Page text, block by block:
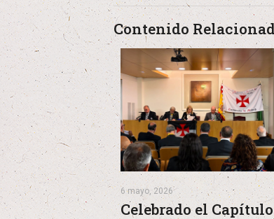
Contenido
6 mayo, 2026
Celebrado el Capítulo